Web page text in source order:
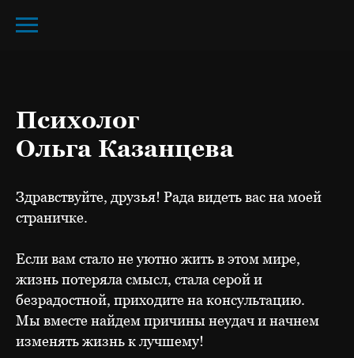
Психолог
Ольга Казанцева
Здравствуйте, друзья! Рада видеть вас на моей
страничке.
Если вам стало не уютно жить в этом мире,
жизнь потеряла смысл, стала серой и
безрадостной, приходите на консультацию.
Мы вместе найдем причины неудач и начнем
изменять жизнь к лучшему!